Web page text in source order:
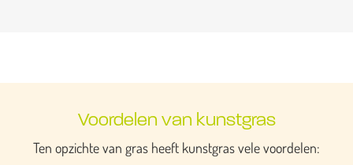
Voordelen van kunstgras
Ten opzichte van gras heeft kunstgras vele voordelen: